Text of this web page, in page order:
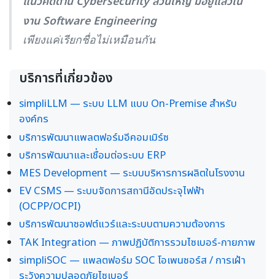
งาน Software Engineering
เพียงแค่เรียกชื่อไม่เหมือนกัน
บริการที่เกี่ยวข้อง
simpliLLM — ระบบ LLM แบบ On-Premise สำหรับ
องค์กร
บริการพัฒนาแพลตฟอร์มอีคอมเมิร์ซ
บริการพัฒนาและเชื่อมต่อระบบ ERP
MES Development — ระบบบริหารการผลิตในโรงงาน
EV CSMS — ระบบจัดการสถานีอัดประจุไฟฟ้า
(OCPP/OCPI)
บริการพัฒนาซอฟต์แวร์และระบบตามความต้องการ
TAK Integration — ภาพปฏิบัติการรวมไซเบอร์-กายภาพ
simpliSOC — แพลตฟอร์ม SOC โอเพนซอร์ส / การเฝ้า
ระวังความปลอดภัยไซเบอร์